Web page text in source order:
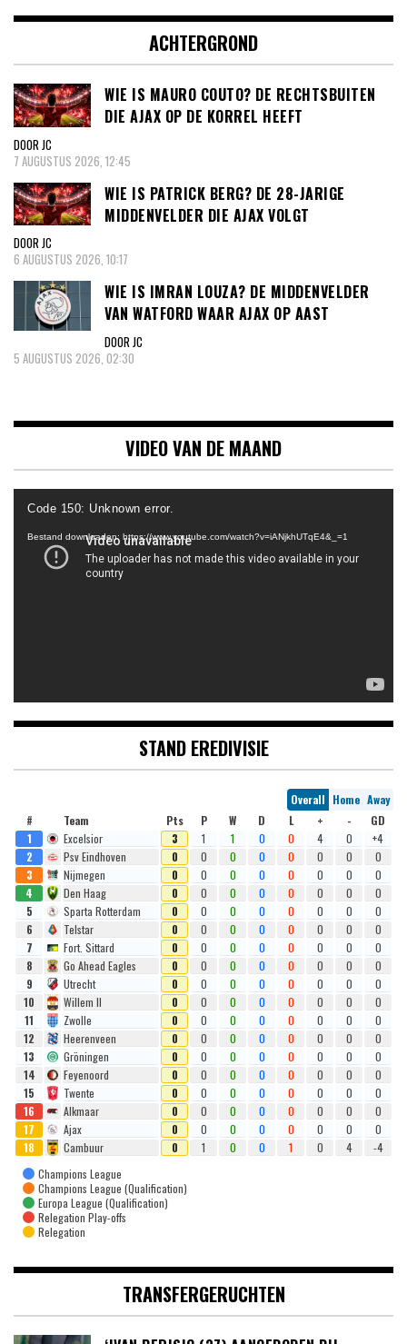
ACHTERGROND
WIE IS MAURO COUTO? DE RECHTSBUITEN
DIE AJAX OP DE KORREL HEEFT
DOOR JC
7 AUGUSTUS 2026, 12:45
WIE IS PATRICK BERG? DE 28-JARIGE
MIDDENVELDER DIE AJAX VOLGT
DOOR JC
6 AUGUSTUS 2026, 10:17
WIE IS IMRAN LOUZA? DE MIDDENVELDER
VAN WATFORD WAAR AJAX OP AAST
DOOR JC
5 AUGUSTUS 2026, 02:30
VIDEO VAN DE MAAND
Videospeler
Code 150: Unknown error.
Bestand downloaden: https://www.youtube.com/watch?v=iANjkhUTqE4&_=1
STAND EREDIVISIE
Overall Home Away
#
Team Pts P W D L + -
GD
1
Excelsior 3 1 1 0 0 4 0
+4
2
Psv Eindhoven 0 0 0 0 0 0 0
0
3
Nijmegen 0 0 0 0 0 0 0
0
4
Den Haag 0 0 0 0 0 0 0
0
5
Sparta Rotterdam 0 0 0 0 0 0 0
0
6
Telstar 0 0 0 0 0 0 0
0
7
Fort. Sittard 0 0 0 0 0 0 0
0
8
Go Ahead Eagles 0 0 0 0 0 0 0
0
9
Utrecht 0 0 0 0 0 0 0
0
10
Willem II 0 0 0 0 0 0 0
0
11
Zwolle 0 0 0 0 0 0 0
0
12
Heerenveen 0 0 0 0 0 0 0
0
13
Gröningen 0 0 0 0 0 0 0
0
14
Feyenoord 0 0 0 0 0 0 0
0
15
Twente 0 0 0 0 0 0 0
0
16
Alkmaar 0 0 0 0 0 0 0
0
17
Ajax 0 0 0 0 0 0 0
0
18
Cambuur 0 1 0 0 1 0 4
-4
Champions League
Champions League (Qualification)
Europa League (Qualification)
Relegation Play-offs
Relegation
TRANSFERGERUCHTEN